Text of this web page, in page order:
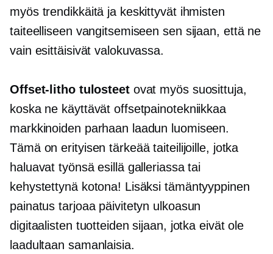
myös trendikkäitä ja keskittyvät ihmisten
taiteelliseen vangitsemiseen sen sijaan, että ne
vain esittäisivät valokuvassa.
Offset-lithotulosteetovat myös suosittuja,
koska ne käyttävät offsetpainotekniikkaa
markkinoiden parhaan laadun luomiseen.
Tämä on erityisen tärkeää taiteilijoille, jotka
haluavat työnsä esillä galleriassa tai
kehystettynä kotona! Lisäksi tämäntyyppinen
painatus tarjoaa päivitetyn ulkoasun
digitaalisten tuotteiden sijaan, jotka eivät ole
laadultaan samanlaisia.